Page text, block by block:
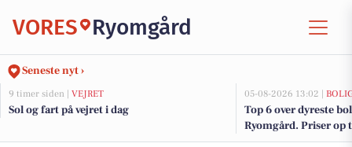
VORES Ryomgård
Seneste nyt ›
9 timer siden | VEJRET
Sol og fart på vejret i dag
05-08-2026 13:02 |
Top 6 over dyreste
Ryomgård. Priser op